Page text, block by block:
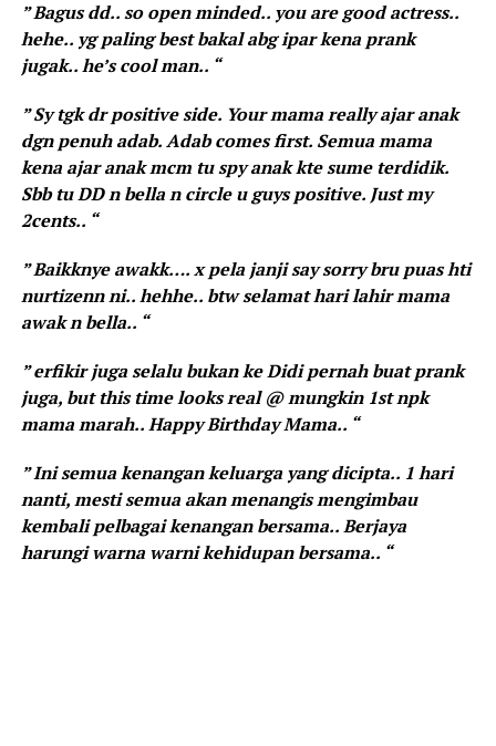
” Bagus dd.. so open minded.. you are good actress..
hehe.. yg paling best bakal abg ipar kena prank
jugak.. he’s cool man.. “
” Sy tgk dr positive side. Your mama really ajar anak
dgn penuh adab. Adab comes first. Semua mama
kena ajar anak mcm tu spy anak kte sume terdidik.
Sbb tu DD n bella n circle u guys positive. Just my
2cents.. “
” Baikknye awakk…. x pela janji say sorry bru puas hti
nurtizenn ni.. hehhe.. btw selamat hari lahir mama
awak n bella.. “
” erfikir juga selalu bukan ke Didi pernah buat prank
juga, but this time looks real @ mungkin 1st npk
mama marah.. Happy Birthday Mama.. “
” Ini semua kenangan keluarga yang dicipta.. 1 hari
nanti, mesti semua akan menangis mengimbau
kembali pelbagai kenangan bersama.. Berjaya
harungi warna warni kehidupan bersama.. “